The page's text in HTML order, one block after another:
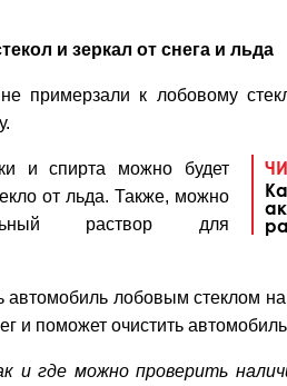
и зеркал от снега и льда
примерзали к лобовому
и спирта можно будет
от льда. Также, можно
раствор для
автомобиль лобовым стеклом
и поможет очистить
и где можно проверить